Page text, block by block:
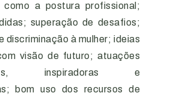
como a postura profissional;
superação de desafios;
discriminação à mulher; ideias
visão de futuro; atuações
inspiradoras e
bom uso dos recursos de